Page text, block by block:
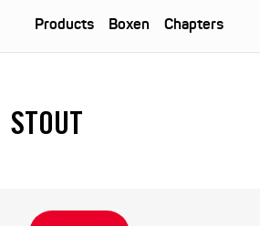
Products Boxen Chapters
STOUT